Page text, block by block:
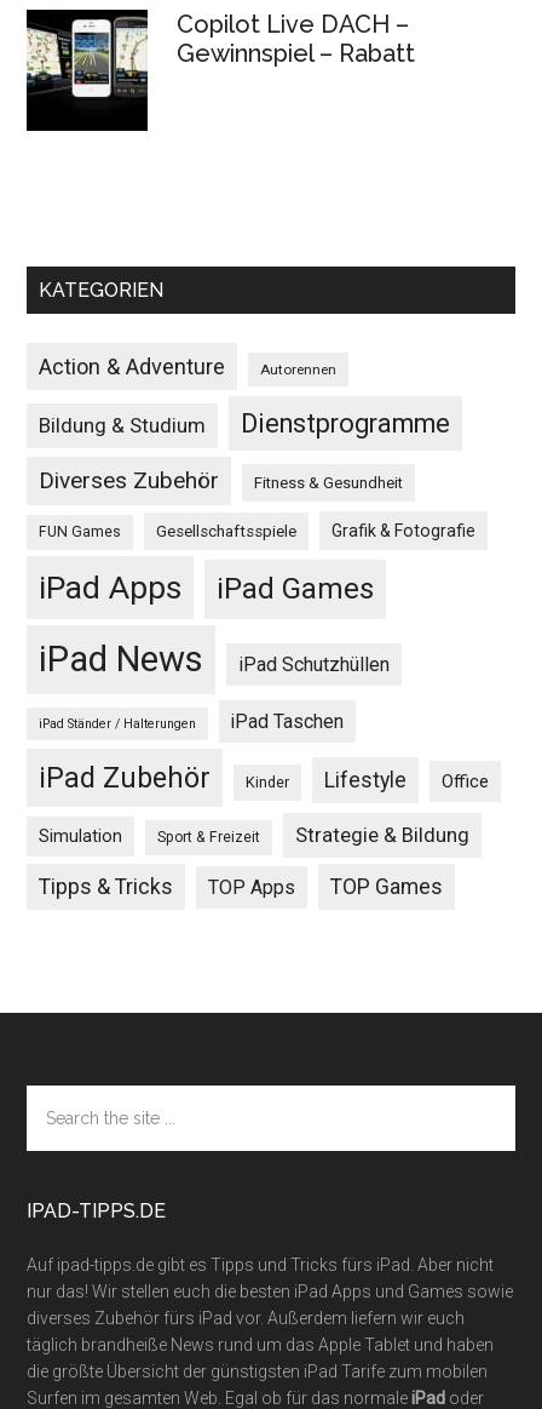
Copilot Live DACH –
Gewinnspiel – Rabatt
KATEGORIEN
Action & Adventure Autorennen
Bildung & Studium Dienstprogramme
Diverses Zubehör Fitness & Gesundheit
FUN Games Gesellschaftsspiele Grafik & Fotografie
iPad Apps iPad Games
iPad News iPad Schutzhüllen
iPad Ständer / Halterungen iPad Taschen
iPad Zubehör Kinder Lifestyle Office
Simulation Sport & Freizeit Strategie & Bildung
Tipps & Tricks TOP Apps TOP Games
Footer
the
site
IPAD-TIPPS.DE
Auf ipad-tipps.de gibt es Tipps und Tricks fürs iPad. Aber nicht
nur das! Wir stellen euch die besten iPad Apps und Games sowie
diverses Zubehör fürs iPad vor. Außerdem liefern wir euch
täglich brandheiße News rund um das Apple Tablet und haben
die größte Übersicht der günstigsten iPad Tarife zum mobilen
Surfen im gesamten Web. Egal ob für das normaleiPad oder